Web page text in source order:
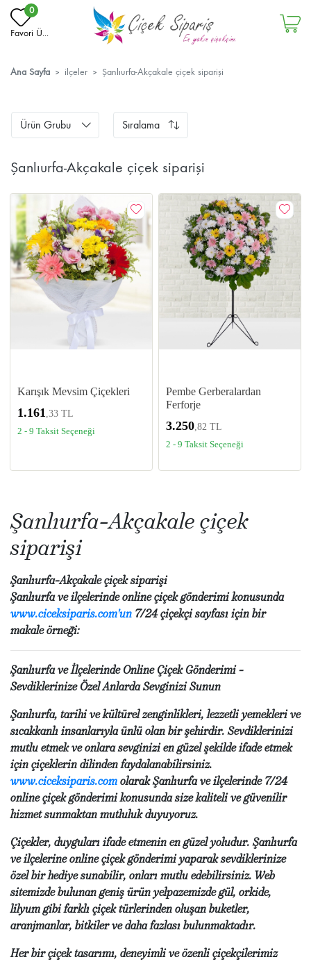
0
Favori Ü...
Ana Sayfa ilçeler Şanlıurfa­­-Akçakale çiçek siparişi
Ürün Grubu Sıralama
Şanlıurfa­­-Akçakale çiçek siparişi
Karışık Mevsim Çiçekleri
1.161 ,33 TL
2 - 9 Taksit Seçeneği
Pembe Gerberalardan
Ferforje
3.250 ,82 TL
2 - 9 Taksit Seçeneği
Şanlıurfa­­-Akçakale çiçek
siparişi
Şanlıurfa­­-Akçakale çiçek siparişi
Şanlıurfa ve ilçelerinde online çiçek gönderimi konusunda
www.ciceksiparis.com'un 7/24 çiçekçi sayfası için bir
makale örneği:
Şanlıurfa ve İlçelerinde Online Çiçek Gönderimi -
Sevdiklerinize Özel Anlarda Sevginizi Sunun
Şanlıurfa, tarihi ve kültürel zenginlikleri, lezzetli yemekleri ve
sıcakkanlı insanlarıyla ünlü olan bir şehirdir. Sevdiklerinizi
mutlu etmek ve onlara sevginizi en güzel şekilde ifade etmek
için çiçeklerin dilinden faydalanabilirsiniz.
www.ciceksiparis.com olarak Şanlıurfa ve ilçelerinde 7/24
online çiçek gönderimi konusunda size kaliteli ve güvenilir
hizmet sunmaktan mutluluk duyuyoruz.
Çiçekler, duyguları ifade etmenin en güzel yoludur. Şanlıurfa
ve ilçelerine online çiçek gönderimi yaparak sevdiklerinize
özel bir hediye sunabilir, onları mutlu edebilirsiniz. Web
sitemizde bulunan geniş ürün yelpazemizde gül, orkide,
lilyum gibi farklı çiçek türlerinden oluşan buketler,
aranjmanlar, bitkiler ve daha fazlası bulunmaktadır.
Her bir çiçek tasarımı, deneyimli ve özenli çiçekçilerimiz